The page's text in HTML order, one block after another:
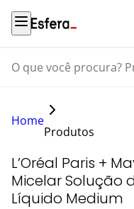
O que você procura?
Home
Produtos
L’Oréal Paris +
Micelar Solução
Líquido Medium